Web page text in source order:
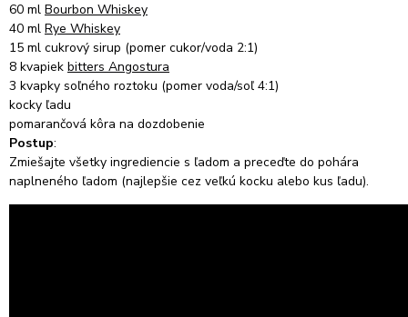
60 ml Bourbon Whiskey
40 ml Rye Whiskey
15 ml cukrový sirup (pomer cukor/voda 2:1)
8 kvapiek bitters Angostura
3 kvapky soľného roztoku (pomer voda/soľ 4:1)
kocky ľadu
pomarančová kôra na dozdobenie
Postup:
Zmiešajte všetky ingrediencie s ľadom a preceďte do pohára
naplneného ľadom (najlepšie cez veľkú kocku alebo kus ľadu).